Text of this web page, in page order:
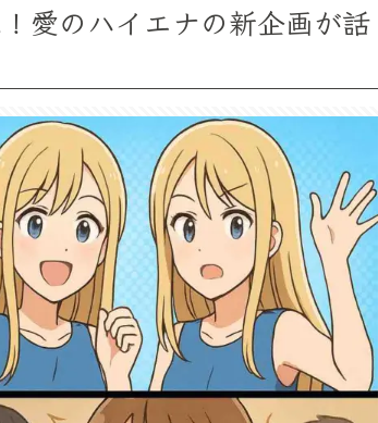
愛のハイエナの新企画が話